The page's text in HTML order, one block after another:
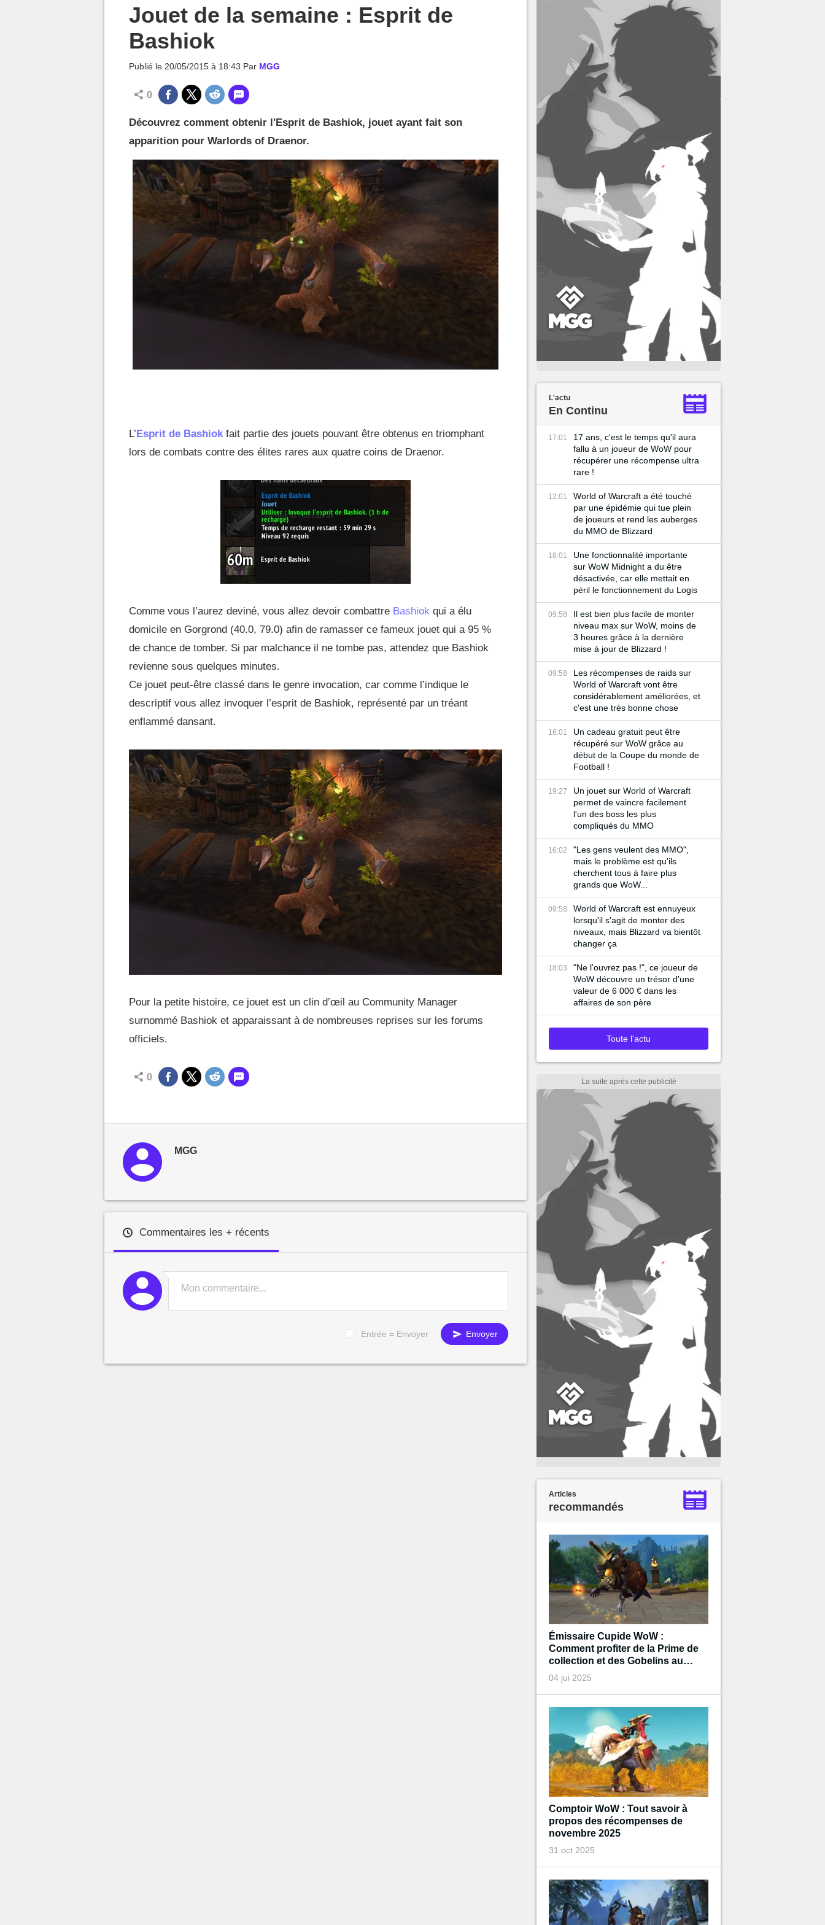
Jouet de la semaine : Esprit de
Bashiok
Publié le 20/05/2015 à 18:43 Par MGG
0
Découvrez comment obtenir l'Esprit de Bashiok, jouet ayant fait son
apparition pour Warlords of Draenor.
L’Esprit de Bashiokfait partie des jouets pouvant être obtenus en triomphant
lors de combats contre des élites rares aux quatre coins de Draenor.
Comme vous l’aurez deviné, vous allez devoir combattre Bashiok qui a élu
domicile en Gorgrond (40.0, 79.0) afin de ramasser ce fameux jouet qui a 95 %
de chance de tomber. Si par malchance il ne tombe pas, attendez que Bashiok
revienne sous quelques minutes.
Ce jouet peut-être classé dans le genre invocation, car comme l’indique le
descriptif vous allez invoquer l’esprit de Bashiok, représenté par un tréant
enflammé dansant.
Pour la petite histoire, ce jouet est un clin d’œil au Community Manager
surnommé Bashiok et apparaissant à de nombreuses reprises sur les forums
officiels.
0
MGG
Commentaires les + récents
Entrée = Envoyer Envoyer
L'actu
En Continu
17:01
17 ans, c'est le temps qu'il aura
fallu à un joueur de WoW pour
récupérer une récompense ultra
rare !
12:01
World of Warcraft a été touché
par une épidémie qui tue plein
de joueurs et rend les auberges
du MMO de Blizzard
18:01
Une fonctionnalité importante
sur WoW Midnight a du être
désactivée, car elle mettait en
péril le fonctionnement du Logis
09:58
Il est bien plus facile de monter
niveau max sur WoW, moins de
3 heures grâce à la dernière
mise à jour de Blizzard !
09:58
Les récompenses de raids sur
World of Warcraft vont être
considérablement améliorées, et
c'est une très bonne chose
16:01
Un cadeau gratuit peut être
récupéré sur WoW grâce au
début de la Coupe du monde de
Football !
19:27
Un jouet sur World of Warcraft
permet de vaincre facilement
l'un des boss les plus
compliqués du MMO
16:02
"Les gens veulent des MMO",
mais le problème est qu'ils
cherchent tous à faire plus
grands que WoW...
09:58
World of Warcraft est ennuyeux
lorsqu'il s'agit de monter des
niveaux, mais Blizzard va bientôt
changer ça
18:03
"Ne l'ouvrez pas !", ce joueur de
WoW découvre un trésor d'une
valeur de 6 000 € dans les
affaires de son père
Toute l'actu
Articles
recommandés
Émissaire Cupide WoW :
Comment profiter de la Prime de
collection et des Gobelins au
trésor de Diablo pendant
l'événement ?
04 jui 2025
Comptoir WoW : Tout savoir à
propos des récompenses de
novembre 2025
31 oct 2025